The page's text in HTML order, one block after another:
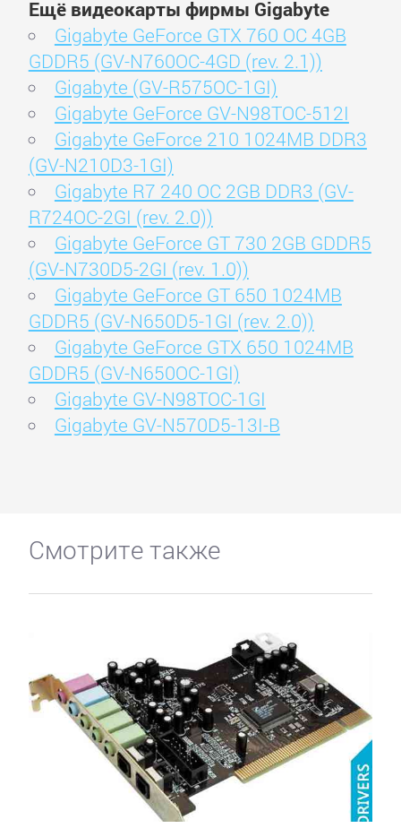
Ещё видеокарты фирмы Gigabyte
Gigabyte GeForce GTX 760 OC 4GB
GDDR5 (GV-N760OC-4GD (rev. 2.1))
Gigabyte (GV-R575OC-1GI)
Gigabyte GeForce GV-N98TOC-512I
Gigabyte GeForce 210 1024MB DDR3
(GV-N210D3-1GI)
Gigabyte R7 240 OC 2GB DDR3 (GV-
R724OC-2GI (rev. 2.0))
Gigabyte GeForce GT 730 2GB GDDR5
(GV-N730D5-2GI (rev. 1.0))
Gigabyte GeForce GT 650 1024MB
GDDR5 (GV-N650D5-1GI (rev. 2.0))
Gigabyte GeForce GTX 650 1024MB
GDDR5 (GV-N650OC-1GI)
Gigabyte GV-N98TOC-1GI
Gigabyte GV-N570D5-13I-B
Смотрите также